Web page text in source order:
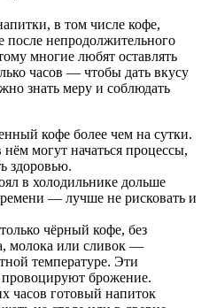
в том числе кофе,
после непродолжительного
многие любят оставлять
часов — чтобы дать вкусу
знать меру и соблюдать
кофе более чем на сутки.
могут начаться процессы,
здоровью.
в холодильнике дольше
— лучше не рисковать и
чёрный кофе, без
молока или сливок —
температуре. Эти
брожение.
часов готовый напиток